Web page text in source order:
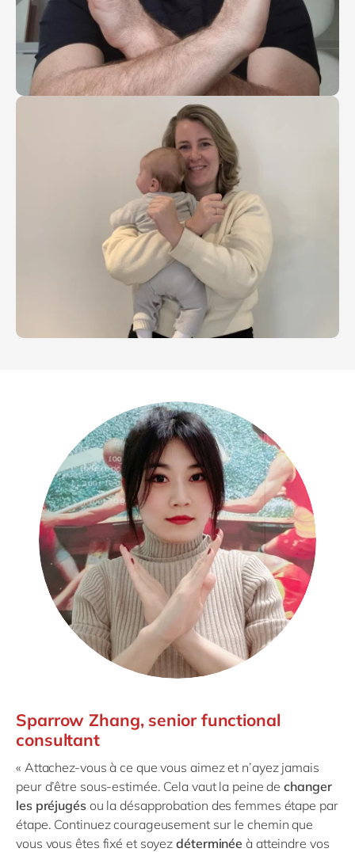
Sparrow Zhang, senior functional
consultant
« Attachez-vous à ce que vous aimez et n’ayez jamais
peur d’être sous-estimée. Cela vaut la peine dechanger
les préjugésou la désapprobation des femmes étape par
étape. Continuez courageusement sur le chemin que
vous vous êtes fixé et soyezdéterminée à atteindre vos